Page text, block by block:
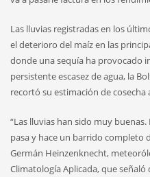
Las lluvias registradas en los
el deterioro del maíz en las
donde una sequía ha provocado
persistente escasez de agua, la
recortó su estimación de
“Las lluvias han sido muy
pasa y hace un barrido completo
Germán Heinzenknecht,
Climatología Aplicada, que